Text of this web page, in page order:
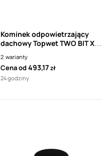
Kominek odpowietrzający
dachowy Topwet TWO BIT XL
2 warianty
Cena od493,17zł
24 godziny